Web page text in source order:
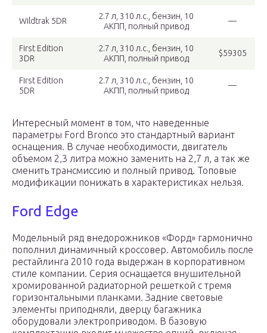
Wildtrak 5DR
2.7 л, 310 л.с., бензин, 10
АКПП, полный привод
—
First Edition
3DR
2.7 л, 310 л.с., бензин, 10
АКПП, полный привод
$59305
First Edition
5DR
2.7 л, 310 л.с., бензин, 10
АКПП, полный привод
—
Интересный момент в том, что наведенные
параметры Ford Bronco это стандартный вариант
оснащения. В случае необходимости, двигатель
объемом 2,3 литра можно заменить на 2,7 л, а так же
сменить трансмиссию и полный привод. Топовые
модификации понижать в характеристиках нельзя.
Ford Edge
Модельный ряд внедорожников «Форд» гармонично
пополнил динамичный кроссовер. Автомобиль после
рестайлинга 2010 года выдержан в корпоративном
стиле компании. Серия оснащается внушительной
хромированной радиаторной решеткой с тремя
горизонтальными планками. Задние световые
элементы приподняли, дверцу багажника
оборудовали электроприводом. В базовую